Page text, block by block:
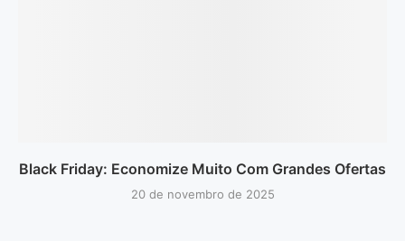
Black Friday: Economize Muito Com Grandes Ofertas
20 de novembro de 2025